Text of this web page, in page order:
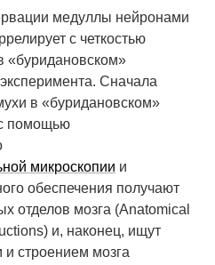
медуллы нейронами
с четкостью
«буридановском»
Сначала
в «буридановском»
помощью
микроскопии и
обеспечения получают
отделов мозга (Anatomical
и, наконец, ищут
строением мозга